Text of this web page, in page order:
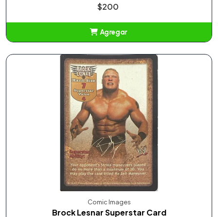
$200
Agregar
Comic Images
Brock Lesnar Superstar Card